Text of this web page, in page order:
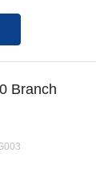
Branch